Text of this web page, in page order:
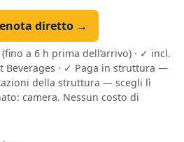
diretto →
a 6 h prima dell’arrivo) · ✓ incl.
Beverages · ✓ Paga in struttura —
della struttura — scegli lì
camera. Nessun costo di